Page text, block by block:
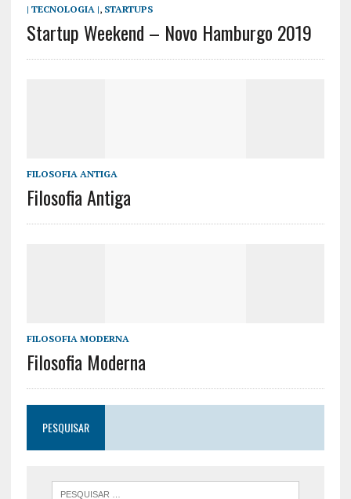
| TECNOLOGIA |, STARTUPS
Startup Weekend – Novo Hamburgo 2019
FILOSOFIA ANTIGA
Filosofia Antiga
FILOSOFIA MODERNA
Filosofia Moderna
PESQUISAR